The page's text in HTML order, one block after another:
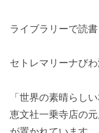
ライブラリーで読書
セトレマリーナび
「世界の素晴らし
恵文社一乗寺店の